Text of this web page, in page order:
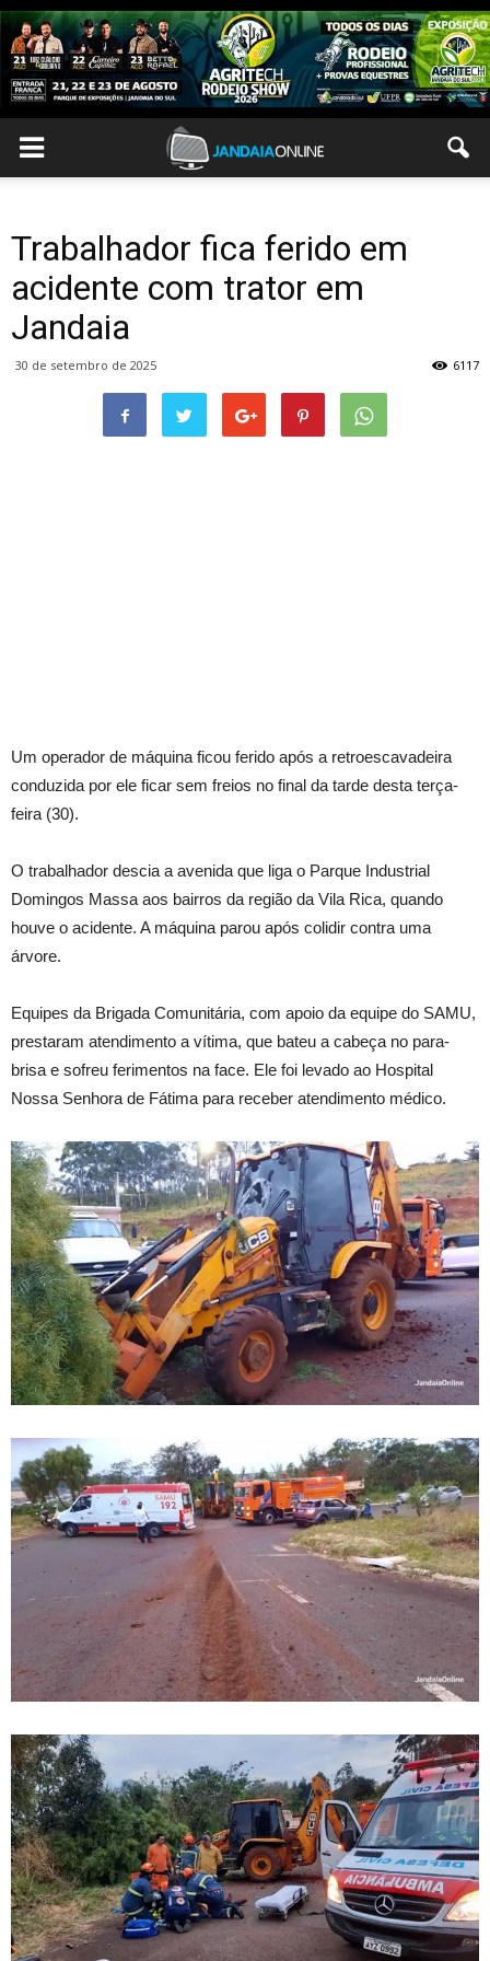
Trabalhador fica ferido em
acidente com trator em
Jandaia
30 de setembro de 2025 6117
Um operador de máquina ficou ferido após a retroescavadeira
conduzida por ele ficar sem freios no final da tarde desta terça-
feira (30).
O trabalhador descia a avenida que liga o Parque Industrial
Domingos Massa aos bairros da região da Vila Rica, quando
houve o acidente. A máquina parou após colidir contra uma
árvore.
Equipes da Brigada Comunitária, com apoio da equipe do SAMU,
prestaram atendimento a vítima, que bateu a cabeça no para-
brisa e sofreu ferimentos na face. Ele foi levado ao Hospital
Nossa Senhora de Fátima para receber atendimento médico.